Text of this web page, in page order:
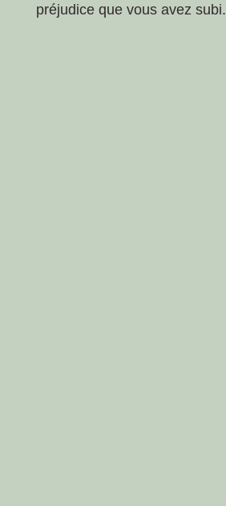
préjudice que vous avez subi.